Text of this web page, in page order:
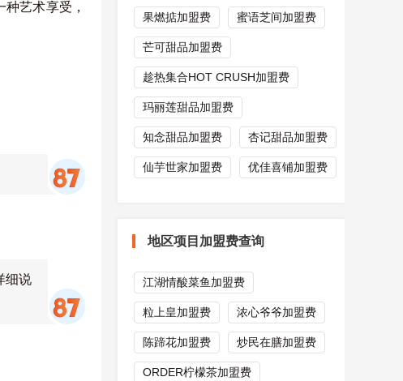
艺术享受，
细说
果燃掂加盟费 蜜语芝间加盟费
芒可甜品加盟费
趁热集合HOT CRUSH加盟费
玛丽莲甜品加盟费
知念甜品加盟费 杏记甜品加盟费
仙芋世家加盟费 优佳喜铺加盟费
地区项目加盟费查询
江湖情酸菜鱼加盟费
粒上皇加盟费 浓心爷爷加盟费
陈蹄花加盟费 炒民在膳加盟费
ORDER柠檬茶加盟费